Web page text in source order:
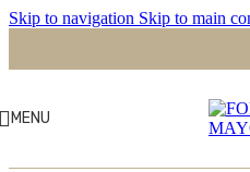
Skip to navigation Skip to main
MENU